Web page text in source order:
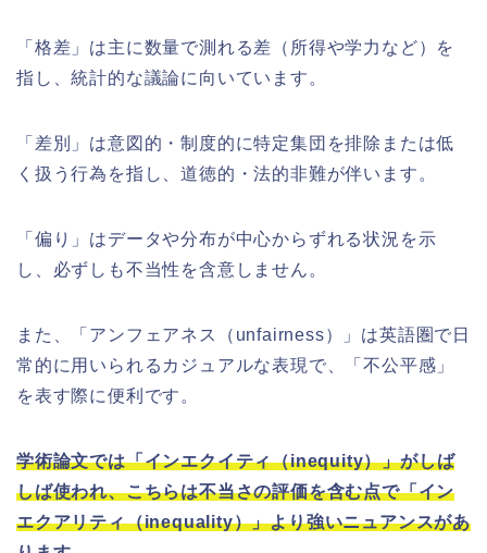
「格差」は主に数量で測れる差（所得や学力など）を
指し、統計的な議論に向いています。
「差別」は意図的・制度的に特定集団を排除または低
く扱う行為を指し、道徳的・法的非難が伴います。
「偏り」はデータや分布が中心からずれる状況を示
し、必ずしも不当性を含意しません。
また、「アンフェアネス（unfairness）」は英語圏で日
常的に用いられるカジュアルな表現で、「不公平感」
を表す際に便利です。
学術論文では「インエクイティ（inequity）」がしば
しば使われ、こちらは不当さの評価を含む点で「イン
エクアリティ（inequality）」より強いニュアンスがあ